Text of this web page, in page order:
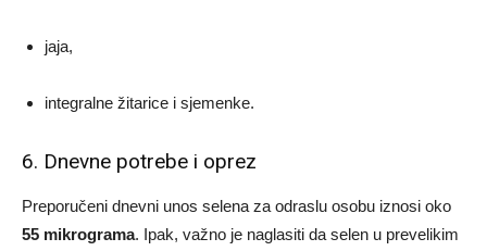
jaja,
integralne žitarice i sjemenke.
6. Dnevne potrebe i oprez
Preporučeni dnevni unos selena za odraslu osobu iznosi oko
55 mikrograma. Ipak, važno je naglasiti da selen u prevelikim